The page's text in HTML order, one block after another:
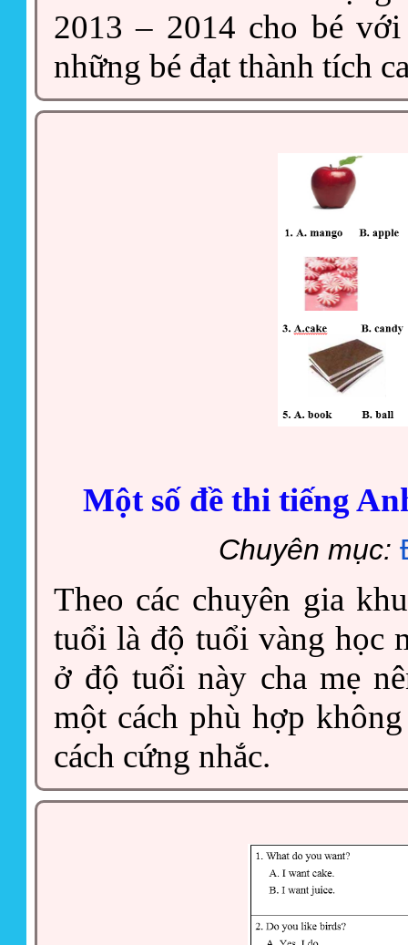
2013 – 2014 cho bé
những bé đạt thành tích
Một số đề thi tiếng
Chuyên mục:
Theo các chuyên gia
tuổi là độ tuổi vàng học
ở độ tuổi này cha mẹ
một cách phù hợp
cách cứng nhắc.